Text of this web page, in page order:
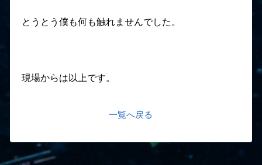
とうとう僕も何も触れませんでした。
現場からは以上です。
一覧へ戻る